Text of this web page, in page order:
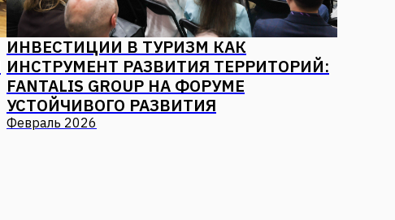
ИНВЕСТИЦИИ В ТУРИЗМ КАК
ИНСТРУМЕНТ РАЗВИТИЯ ТЕРРИТОРИЙ:
FANTALIS GROUP НА ФОРУМЕ
УСТОЙЧИВОГО РАЗВИТИЯ
Февраль 2026